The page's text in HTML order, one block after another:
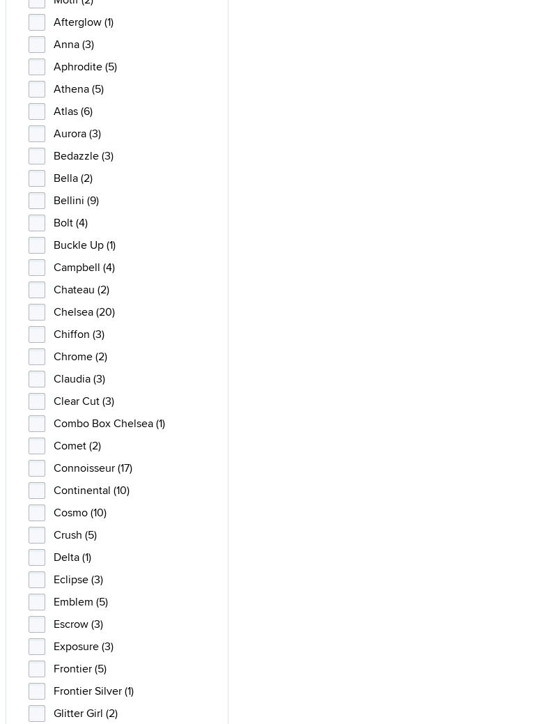
Afterglow (1)
Anna (3)
Aphrodite (5)
Athena (5)
Atlas (6)
Aurora (3)
Bedazzle (3)
Bella (2)
Bellini (9)
Bolt (4)
Buckle Up (1)
Campbell (4)
Chateau (2)
Chelsea (20)
Chiffon (3)
Chrome (2)
Claudia (3)
Clear Cut (3)
Combo Box Chelsea (1)
Comet (2)
Connoisseur (17)
Continental (10)
Cosmo (10)
Crush (5)
Delta (1)
Eclipse (3)
Emblem (5)
Escrow (3)
Exposure (3)
Frontier (5)
Frontier Silver (1)
Glitter Girl (2)